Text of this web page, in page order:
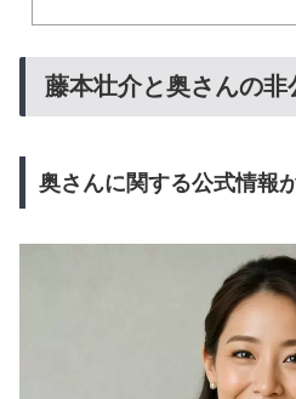
藤本壮介と奥さんの
奥さんに関する公式情報